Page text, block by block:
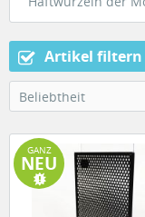
Artikel filtern
Beliebtheit
GANZ
NEU